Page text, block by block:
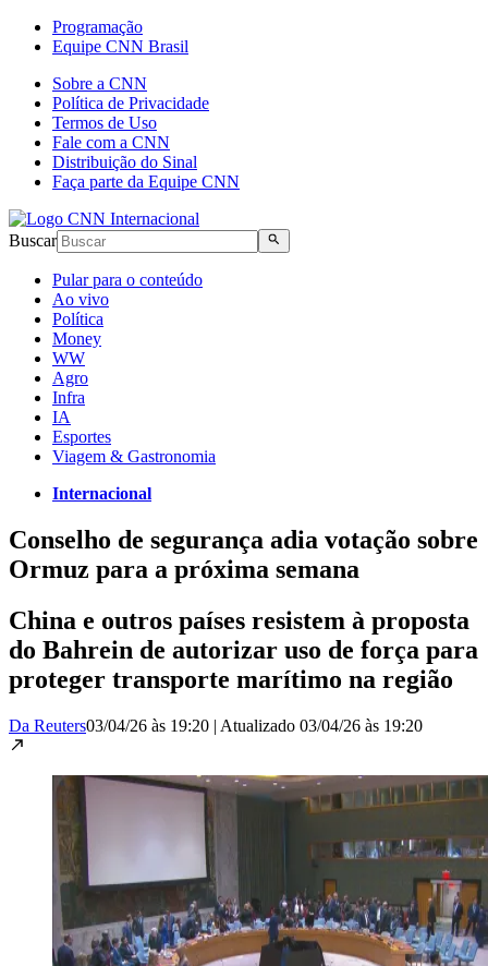
Programação
Equipe CNN Brasil
Sobre a CNN
Política de Privacidade
Termos de Uso
Fale com a CNN
Distribuição do Sinal
Faça parte da Equipe CNN
Buscar
Pular para o conteúdo
Ao vivo
Política
Money
WW
Agro
Infra
IA
Esportes
Viagem & Gastronomia
Internacional
Conselho de segurança adia votação sobre
Ormuz para a próxima semana
China e outros países resistem à proposta
do Bahrein de autorizar uso de força para
proteger transporte marítimo na região
Da Reuters03/04/26 às 19:20 | Atualizado 03/04/26 às 19:20